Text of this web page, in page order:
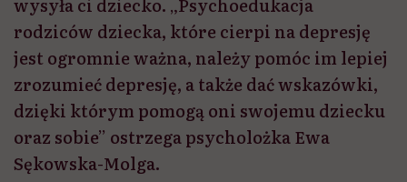
wysyła ci dziecko. „Psychoedukacja
rodziców dziecka, które cierpi na depresję
jest ogromnie ważna, należy pomóc im lepiej
zrozumieć depresję, a także dać wskazówki,
dzięki którym pomogą oni swojemu dziecku
oraz sobie” ostrzega psycholożka Ewa
Sękowska-Molga.